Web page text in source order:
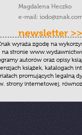
Magdalena Heczko
e-mail:
newsletter >>
wyraża zgodę na
na stronie
autorów oraz opisy
książek, katalogach
promujących legalną
strony internetowej,